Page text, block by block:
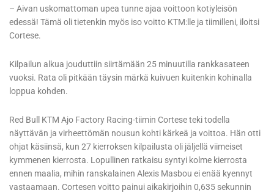
– Aivan uskomattoman upea tunne ajaa voittoon kotiyleisön
edessä! Tämä oli tietenkin myös iso voitto KTM:lle ja tiimilleni, iloitsi
Cortese.
Kilpailun alkua jouduttiin siirtämään 25 minuutilla rankkasateen
vuoksi. Rata oli pitkään täysin märkä kuivuen kuitenkin kohinalla
loppua kohden.
Red Bull KTM Ajo Factory Racing-tiimin Cortese teki todella
näyttävän ja virheettömän nousun kohti kärkeä ja voittoa. Hän otti
ohjat käsiinsä, kun 27 kierroksen kilpailusta oli jäljellä viimeiset
kymmenen kierrosta. Lopullinen ratkaisu syntyi kolme kierrosta
ennen maalia, mihin ranskalainen Alexis Masbou ei enää kyennyt
vastaamaan. Cortesen voitto painui aikakirjoihin 0,635 sekunnin